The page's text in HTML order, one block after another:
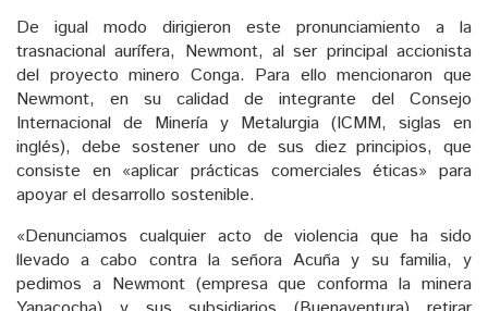
De igual modo dirigieron este pronunciamiento a la
trasnacional aurífera, Newmont, al ser principal accionista
del proyecto minero Conga. Para ello mencionaron que
Newmont, en su calidad de integrante del Consejo
Internacional de Minería y Metalurgia (ICMM, siglas en
inglés), debe sostener uno de sus diez principios, que
consiste en «aplicar prácticas comerciales éticas» para
apoyar el desarrollo sostenible.
«Denunciamos cualquier acto de violencia que ha sido
llevado a cabo contra la señora Acuña y su familia, y
pedimos a Newmont (empresa que conforma la minera